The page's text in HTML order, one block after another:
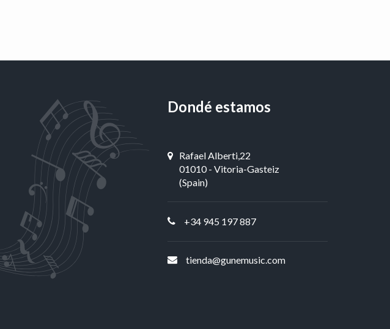
Dondé estamos
Rafael Alberti,22
01010 - Vitoria-Gasteiz
(Spain)
+34 945 197 887
tienda@gunemusic.com